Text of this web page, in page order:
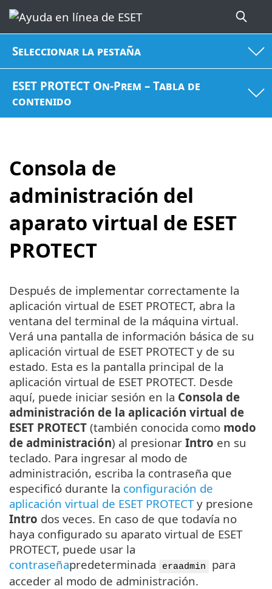
Seleccionar la pestaña
ESET PROTECT On-Prem – Tabla de
contenido
Consola de
administración del
aparato virtual de ESET
PROTECT
Después de implementar correctamente la
aplicación virtual de ESET PROTECT, abra la
ventana del terminal de la máquina virtual.
Verá una pantalla de información básica de su
aplicación virtual de ESET PROTECT y de su
estado. Esta es la pantalla principal de la
aplicación virtual de ESET PROTECT. Desde
aquí, puede iniciar sesión en la Consola de
administración de la aplicación virtual de
ESET PROTECT (también conocida como modo
de administración) al presionar Intro en su
teclado. Para ingresar al modo de
administración, escriba la contraseña que
especificó durante la configuración de
aplicación virtual de ESET PROTECTy presione
Intro dos veces. En caso de que todavía no
haya configurado su aparato virtual de ESET
PROTECT, puede usar la
contraseñapredeterminada eraadmin
para
acceder al modo de administración.